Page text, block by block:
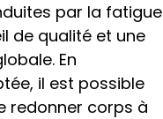
par la fatigue
de qualité et une
En
il est possible
redonner corps à